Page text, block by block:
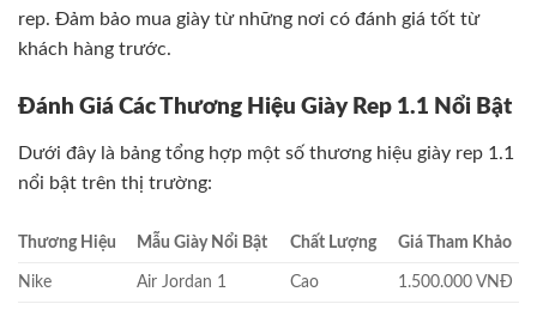
rep. Đảm bảo mua giày từ những nơi có đánh giá tốt từ
khách hàng trước.
Đánh Giá Các Thương Hiệu Giày Rep 1.1 Nổi Bật
Dưới đây là bảng tổng hợp một số thương hiệu giày rep 1.1
nổi bật trên thị trường:
Thương Hiệu Mẫu Giày Nổi Bật Chất Lượng Giá Tham Khảo
Nike Air Jordan 1 Cao 1.500.000 VNĐ